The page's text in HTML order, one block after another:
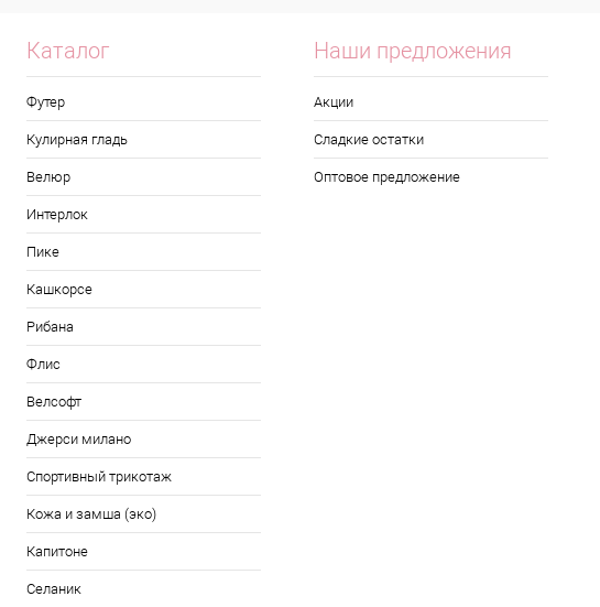
Каталог
Футер
Кулирная гладь
Велюр
Интерлок
Пике
Кашкорсе
Рибана
Флис
Велсофт
Джерси милано
Спортивный трикотаж
Кожа и замша (эко)
Капитоне
Селаник
Наши предложения
Акции
Сладкие остатки
Оптовое предложение